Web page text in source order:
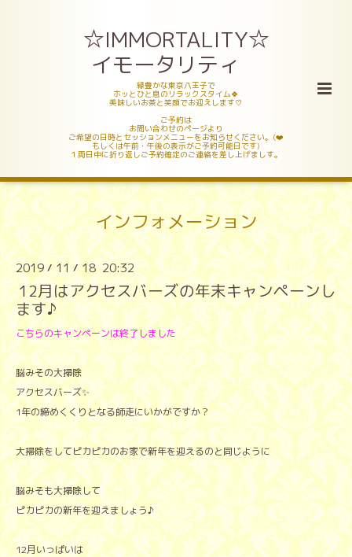
☆IMMORTALITY☆
イモータリティ
緑豊かな東京八王子で
ホッとひと息のリラックスタイム🍀
美味しいお茶と笑顔でお迎えします♡
ご予約は
お問い合わせのページより
ご希望の日時とセッションメニューをお知らせください。(❤️
もしくは午前・午後の表示がご予約可能日です)
１両日中に折り返しご予約確定のご連絡を差し上げましす。
インフォメーション
2019 /11 /18 20:32
12月はアクセスバーズの年末キャンペーンし
ます♪
こちらのキャンペーンは終了しました
脳みその大掃除
アクセスバーズ✨
1年の締めくくりとなる師走にいかがですか？
大掃除をしてピカピカのお家で新年を迎えるのと同じように
脳みそも大掃除して
ピカピカの新年を迎えましょう♪
12月いっぱいは